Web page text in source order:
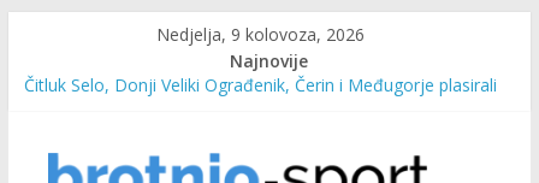
Nedjelja, 9 kolovoza, 2026
Najnovije
Čitluk Selo, Donji Veliki Ograđenik, Čerin i Međugorje plasirali
Marin Čilić napredovao na ATP ljestvici